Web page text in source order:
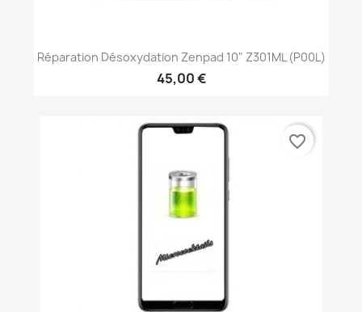
Réparation Désoxydation Zenpad 10" Z301ML (P00L)
45,00 €
favorite_border